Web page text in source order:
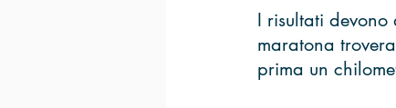
I risultati
maratona
prima un